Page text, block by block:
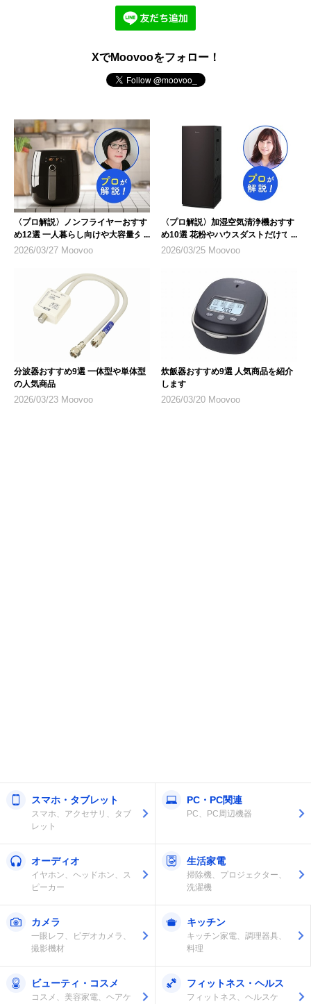
XでMoovooをフォロー！
〈プロ解説〉ノンフライヤーおすす
め12選 一人暮らし向けや大容量タ
イプも
2026/03/27 Moovoo
〈プロ解説〉加湿空気清浄機おすす
め10選 花粉やハウスダストだけで
なく乾燥対策にも
2026/03/25 Moovoo
分波器おすすめ9選 一体型や単体型
の人気商品
2026/03/23 Moovoo
炊飯器おすすめ9選 人気商品を紹介
します
2026/03/20 Moovoo
スマホ・タブレット
スマホ、アクセサリ、タブ
レット
PC・PC関連
PC、PC周辺機器
オーディオ
イヤホン、ヘッドホン、ス
ピーカー
生活家電
掃除機、プロジェクター、
洗濯機
カメラ
一眼レフ、ビデオカメラ、
撮影機材
キッチン
キッチン家電、調理器具、
料理
ビューティ・コスメ
コスメ、美容家電、ヘアケ
フィットネス・ヘルス
フィットネス、ヘルスケ